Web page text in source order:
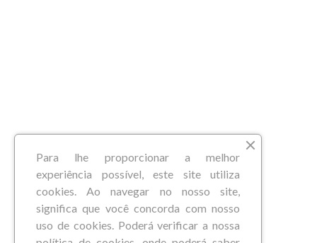
Para lhe proporcionar a melhor
experiência possível, este site utiliza
cookies. Ao navegar no nosso site,
significa que você concorda com nosso
uso de cookies. Poderá verificar a nossa